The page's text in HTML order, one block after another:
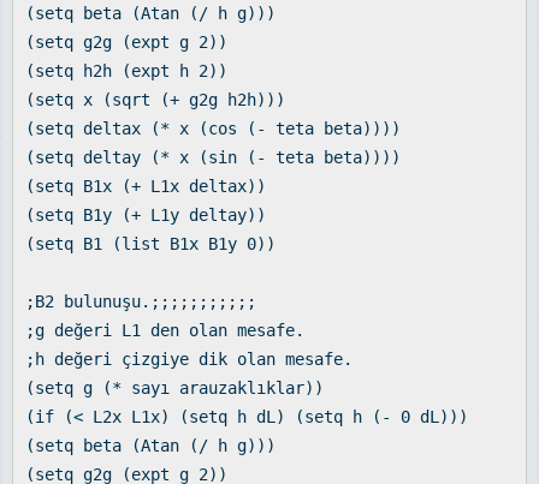
(setq beta (Atan (/ h g)))
(setq g2g (expt g 2))
(setq h2h (expt h 2))
(setq x (sqrt (+ g2g h2h)))
(setq deltax (* x (cos (- teta beta))))
(setq deltay (* x (sin (- teta beta))))
(setq B1x (+ L1x deltax))
(setq B1y (+ L1y deltay))
(setq B1 (list B1x B1y 0))
;B2 bulunuşu.;;;;;;;;;;;
;g değeri L1 den olan mesafe.
;h değeri çizgiye dik olan mesafe.
(setq g (* sayı arauzaklıklar))
(if (< L2x L1x) (setq h dL) (setq h (- 0 dL)))
(setq beta (Atan (/ h g)))
(setq g2g (expt g 2))